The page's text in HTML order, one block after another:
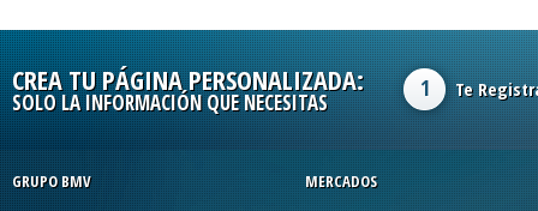
CREA TU PÁGINA PERSONALIZADA:
SOLO LA INFORMACIÓN QUE NECESITAS
1 Te
GRUPO BMV MERCADOS